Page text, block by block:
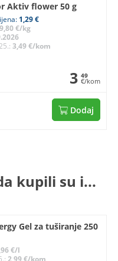
Aktiv flower 50 g
1,29 €
€/kg
3,49 €/kom
3 49
€/kom
Dodaj
kupili su i...
Gel za tuširanje 250
€/l